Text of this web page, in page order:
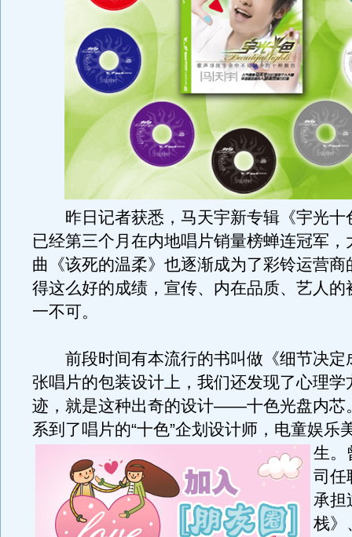
昨日记者获悉，马天宇新专辑《宇光十
已经第三个月在内地唱片销量榜蝉连冠军，
曲《该死的温柔》也逐渐成为了彩铃运营商
得这么好的成绩，宣传、内在品质、艺人的
一不可。
前段时间有本流行的书叫做《细节决定
张唱片的包装设计上，我们还发现了心理学
迹，就是这种出奇的设计——十色光盘内芯
系到了唱片的“十色”企划设计师，电童娱乐
生。
司任
承担
栈》